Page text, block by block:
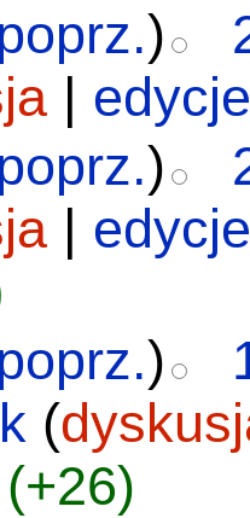
poprz.)
|
poprz.)
|
poprz.)
(
(+26)